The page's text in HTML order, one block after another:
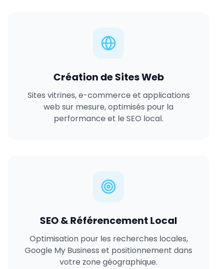
Création de Sites Web
Sites vitrines, e-commerce et applications
web sur mesure, optimisés pour la
performance et le SEO local.
SEO & Référencement Local
Optimisation pour les recherches locales,
Google My Business et positionnement dans
votre zone géographique.